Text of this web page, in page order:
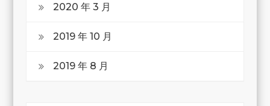
2020 年 3 月
2019 年 10 月
2019 年 8 月